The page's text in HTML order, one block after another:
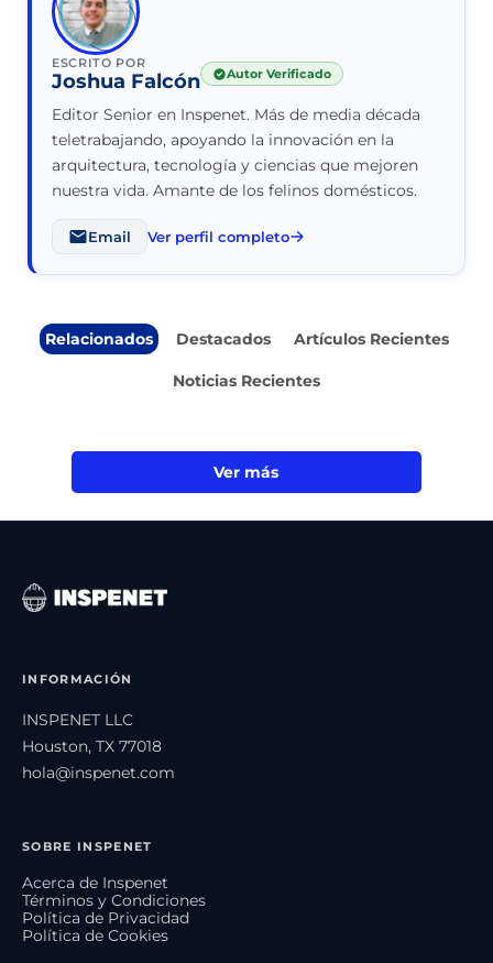
ESCRITO POR
Joshua Falcón Autor Verificado
Editor Senior en Inspenet. Más de media década
teletrabajando, apoyando la innovación en la
arquitectura, tecnología y ciencias que mejoren
nuestra vida. Amante de los felinos domésticos.
Email Ver perfil completo
Relacionados Destacados Artículos Recientes
Noticias Recientes
Ver más
INFORMACIÓN
INSPENET LLC
Houston, TX 77018
hola@inspenet.com
SOBRE INSPENET
Acerca de Inspenet
Términos y Condiciones
Política de Privacidad
Política de Cookies